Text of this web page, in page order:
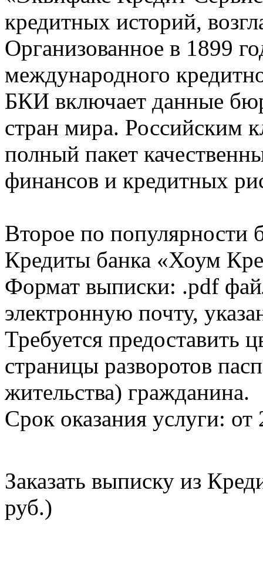
кредитных историй,
Организованное в 1899
международного
БКИ включает данные
стран мира. Российским
полный пакет
финансов и кредитных
Второе по популярности
Кредиты банка «Хоум
Формат выписки: .pdf
электронную почту,
Требуется предоставить
страницы разворотов
жительства) гражданина.
Срок оказания услуги: от
Заказать выписку из
руб.)